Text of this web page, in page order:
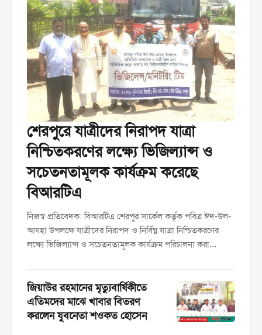
শেরপুরে যাত্রীদের নিরাপদ যাত্রা
নিশ্চিতকরণের লক্ষ্যে ভিজিল্যান্স ও
সচেতনতামূলক কার্যক্রম করেছে
বিআরটিএ
নিজস্ব প্রতিবেদক: বিআরটিএ শেরপুর সার্কেল কর্তৃক পবিত্র ঈদ-উল-
আযহা উপলক্ষে যাত্রীদের নিরাপদ ও নির্বিঘ্ন যাত্রা নিশ্চিতকরণের
লক্ষ্যে ভিজিল্যান্স ও সচেতনতামূলক কার্যক্রম পরিচালনা করা
পরিচালনা করা হয়। ...
জিয়াউর রহমানের মৃত্যুবার্ষিকীতে
এতিমদের মাঝে খাবার বিতরণ
করলেন যুবনেতা শওকত হোসেন